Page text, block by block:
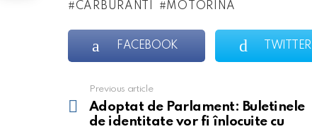
CARBURANTI MOTORINA
FACEBOOK TWITTER
more
Previous article
Adoptat de Parlament: Buletinele
de identitate vor fi înlocuite cu